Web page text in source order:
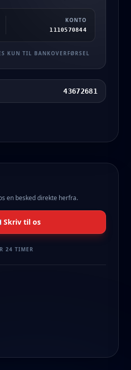
KONTO
1110570844
KUN TIL BANKOVERFØRSEL
43672681
en besked direkte herfra.
til os
24 TIMER